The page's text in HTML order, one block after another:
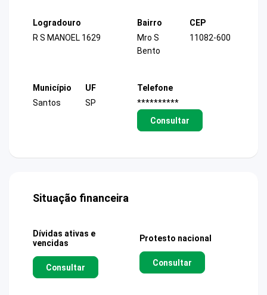
Logradouro
R S MANOEL 1629
Bairro
Mro S
Bento
CEP
11082-600
Município
Santos
UF
SP
Telefone
**********
Consultar
Situação financeira
Dívidas ativas e
vencidas
Consultar
Protesto nacional
Consultar